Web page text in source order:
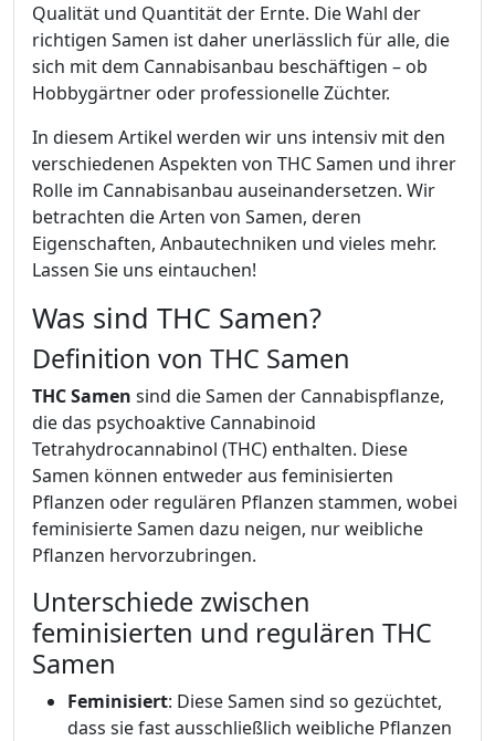
Qualität und Quantität der Ernte. Die Wahl der
richtigen Samen ist daher unerlässlich für alle, die
sich mit dem Cannabisanbau beschäftigen – ob
Hobbygärtner oder professionelle Züchter.
In diesem Artikel werden wir uns intensiv mit den
verschiedenen Aspekten von THC Samen und ihrer
Rolle im Cannabisanbau auseinandersetzen. Wir
betrachten die Arten von Samen, deren
Eigenschaften, Anbautechniken und vieles mehr.
Lassen Sie uns eintauchen!
Was sind THC Samen?
Definition von THC Samen
THC Samen sind die Samen der Cannabispflanze,
die das psychoaktive Cannabinoid
Tetrahydrocannabinol (THC) enthalten. Diese
Samen können entweder aus feminisierten
Pflanzen oder regulären Pflanzen stammen, wobei
feminisierte Samen dazu neigen, nur weibliche
Pflanzen hervorzubringen.
Unterschiede zwischen
feminisierten und regulären THC
Samen
Feminisiert: Diese Samen sind so gezüchtet,
dass sie fast ausschließlich weibliche Pflanzen